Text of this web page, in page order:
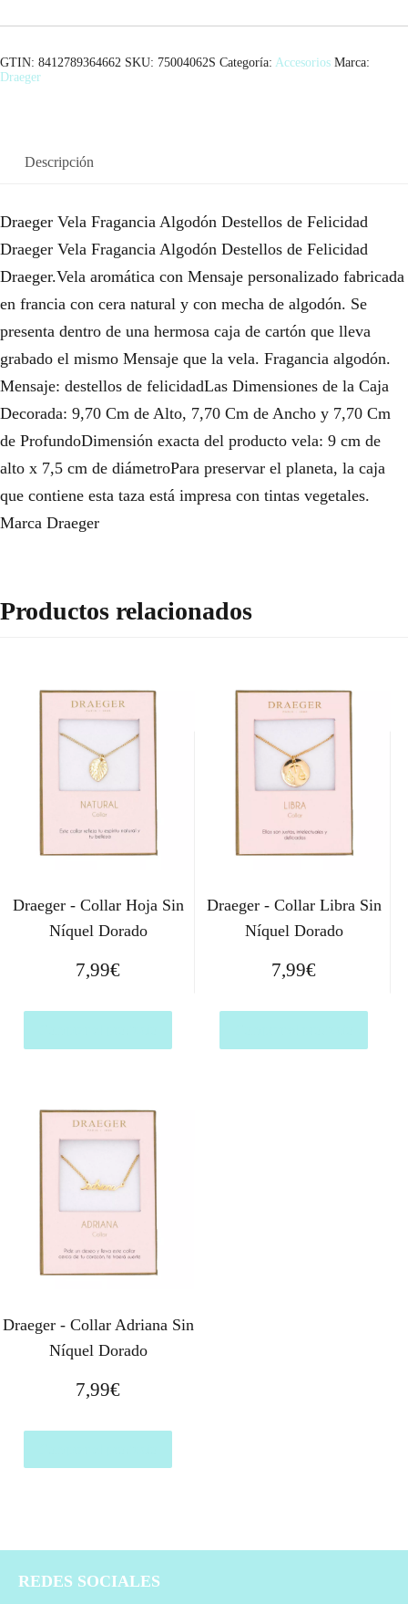
GTIN: 8412789364662 SKU: 75004062S Categoría: Accesorios Marca:
Draeger
Descripción
Draeger Vela Fragancia Algodón Destellos de Felicidad
Draeger Vela Fragancia Algodón Destellos de Felicidad
Draeger.Vela aromática con Mensaje personalizado fabricada
en francia con cera natural y con mecha de algodón. Se
presenta dentro de una hermosa caja de cartón que lleva
grabado el mismo Mensaje que la vela. Fragancia algodón.
Mensaje: destellos de felicidadLas Dimensiones de la Caja
Decorada: 9,70 Cm de Alto, 7,70 Cm de Ancho y 7,70 Cm
de ProfundoDimensión exacta del producto vela: 9 cm de
alto x 7,5 cm de diámetroPara preservar el planeta, la caja
que contiene esta taza está impresa con tintas vegetales.
Marca Draeger
Productos relacionados
Draeger - Collar Hoja Sin
Níquel Dorado
7,99€
Draeger - Collar Libra Sin
Níquel Dorado
7,99€
Draeger - Collar Adriana Sin
Níquel Dorado
7,99€
REDES SOCIALES